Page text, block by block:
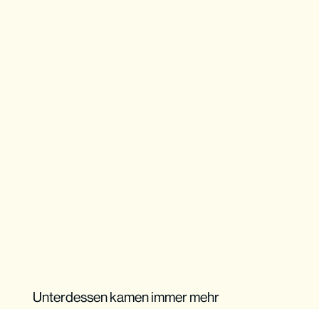
Unterdessen kamen immer mehr